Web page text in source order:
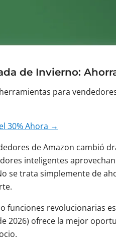
de Invierno:
para
30% Ahora →
de Amazon cambió
inteligentes
se trata simplemente de
funciones revolucionarias
2026) ofrece la mejor